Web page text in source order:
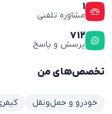
۱
مشاوره تلفنی
۷۱۲
پرسش و پاسخ
تخصص‌های من
خودرو و حمل‌ونقل